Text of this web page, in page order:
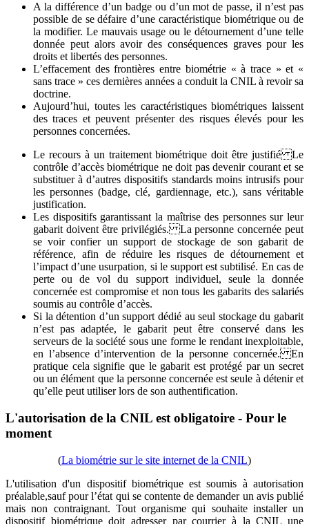
A la différence d’un badge ou d’un mot de passe, il n’est pas
possible de se défaire d’une caractéristique biométrique ou de
la modifier. Le mauvais usage ou le détournement d’une telle
donnée peut alors avoir des conséquences graves pour les
droits et libertés des personnes.
L’effacement des frontières entre biométrie « à trace » et «
sans trace » ces dernières années a conduit la CNIL à revoir sa
doctrine.
Aujourd’hui, toutes les caractéristiques biométriques laissent
des traces et peuvent présenter des risques élevés pour les
personnes concernées.
Le recours à un traitement biométrique doit être justifié Le
contrôle d’accès biométrique ne doit pas devenir courant et se
substituer à d’autres dispositifs standards moins intrusifs pour
les personnes (badge, clé, gardiennage, etc.), sans véritable
justification.
Les dispositifs garantissant la maîtrise des personnes sur leur
gabarit doivent être privilégiés. La personne concernée peut
se voir confier un support de stockage de son gabarit de
référence, afin de réduire les risques de détournement et
l’impact d’une usurpation, si le support est subtilisé. En cas de
perte ou de vol du support individuel, seule la donnée
concernée est compromise et non tous les gabarits des salariés
soumis au contrôle d’accès.
Si la détention d’un support dédié au seul stockage du gabarit
n’est pas adaptée, le gabarit peut être conservé dans les
serveurs de la société sous une forme le rendant inexploitable,
en l’absence d’intervention de la personne concernée. En
pratique cela signifie que le gabarit est protégé par un secret
ou un élément que la personne concernée est seule à détenir et
qu’elle peut utiliser lors de son authentification.
L'autorisation de la CNIL est obligatoire - Pour le
moment
(La biométrie sur le site internet de la CNIL)
L'utilisation d'un dispositif biométrique est soumis à autorisation
préalable,sauf pour l’état qui se contente de demander un avis publié
mais non contraignant. Tout organisme qui souhaite installer un
dispositif biométrique doit adresser par courrier à la CNIL une